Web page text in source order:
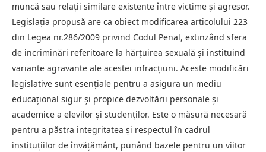
muncă sau relații similare existente între victime și agresor.
Legislația propusă are ca obiect modificarea articolului 223
din Legea nr.286/2009 privind Codul Penal, extinzând sfera
de incriminări referitoare la hărțuirea sexuală și instituind
variante agravante ale acestei infracțiuni. Aceste modificări
legislative sunt esențiale pentru a asigura un mediu
educațional sigur și propice dezvoltării personale și
academice a elevilor și studenților. Este o măsură necesară
pentru a păstra integritatea și respectul în cadrul
instituțiilor de învățământ, punând bazele pentru un viitor